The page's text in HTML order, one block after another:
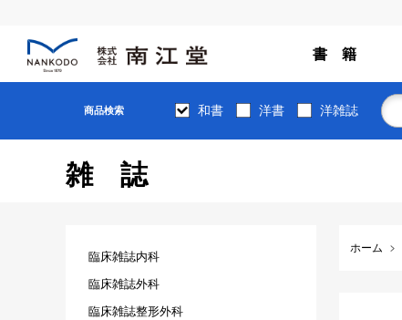
書 籍
商品検索 和書 洋書 洋雑誌
雑誌
ホーム
臨床雑誌内科
臨床雑誌外科
臨床雑誌整形外科